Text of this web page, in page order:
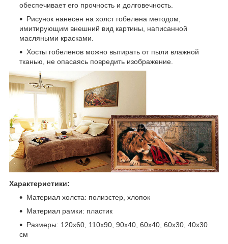
обеспечивает его прочность и долговечность.
Рисунок нанесен на холст гобелена методом,
имитирующим внешний вид картины, написанной
масляными красками.
Хосты гобеленов можно вытирать от пыли влажной
тканью, не опасаясь повредить изображение.
Характеристики:
Материал холста: полиэстер, хлопок
Материал рамки: пластик
Размеры: 120х60, 110х90, 90х40, 60х40, 60х30, 40х30
см